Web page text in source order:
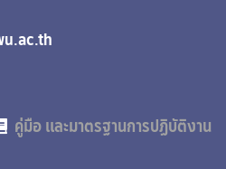
คู่มือ และมาตรฐานการปฏิบัติงาน